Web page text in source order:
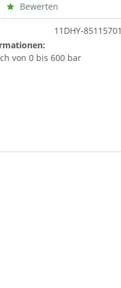
Bewerten
11DHY-85115701
von 0 bis 600 bar